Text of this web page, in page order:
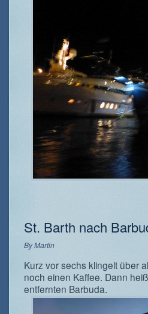
St. Barth nach
ByMartin
Kurz vor sechs klingelt über
noch einen Kaffee. Dann
entfernten Barbuda.